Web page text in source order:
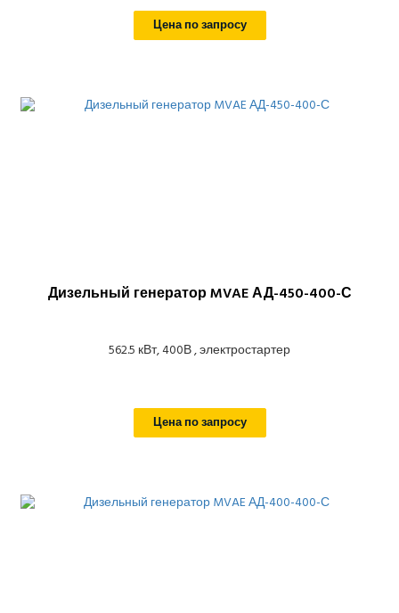
Цена по запросу
Дизельный генератор MVAE АД-450-400-С
562.5 кВт, 400В , электростартер
Цена по запросу